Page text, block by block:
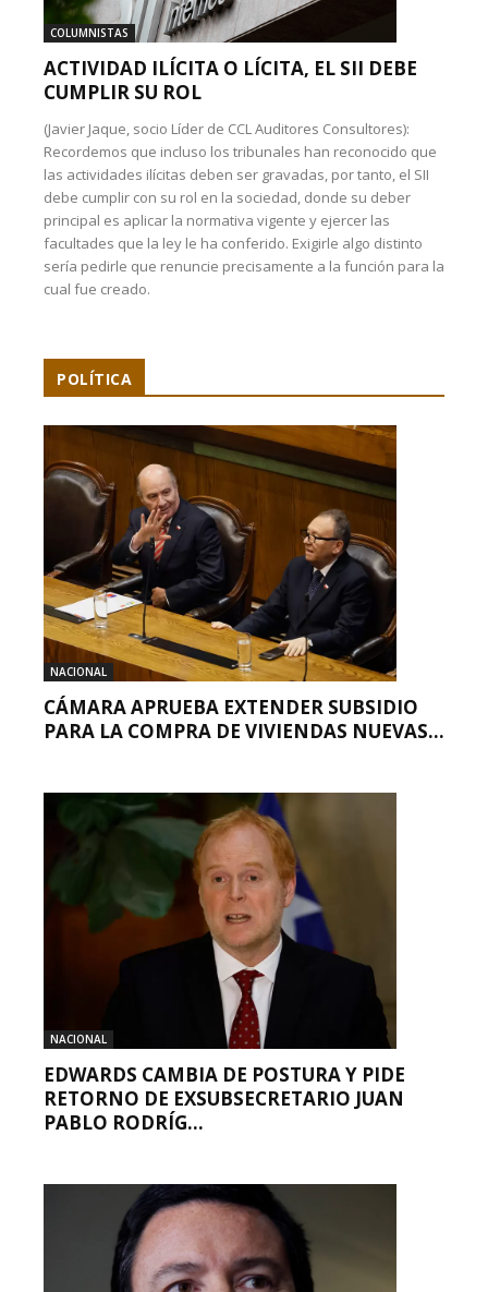
COLUMNISTAS
ACTIVIDAD ILÍCITA O LÍCITA, EL SII DEBE
CUMPLIR SU ROL
(Javier Jaque, socio Líder de CCL Auditores Consultores):
Recordemos que incluso los tribunales han reconocido que
las actividades ilícitas deben ser gravadas, por tanto, el SII
debe cumplir con su rol en la sociedad, donde su deber
principal es aplicar la normativa vigente y ejercer las
facultades que la ley le ha conferido. Exigirle algo distinto
sería pedirle que renuncie precisamente a la función para la
cual fue creado.
POLÍTICA
NACIONAL
CÁMARA APRUEBA EXTENDER SUBSIDIO
PARA LA COMPRA DE VIVIENDAS NUEVAS...
NACIONAL
EDWARDS CAMBIA DE POSTURA Y PIDE
RETORNO DE EXSUBSECRETARIO JUAN
PABLO RODRÍG...